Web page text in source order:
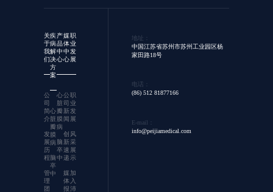
关
于
我
们
公
司
简
介
发
展
历
程
管
理
团
疾
病
解
决
方
案
心
脏
瓣
膜
病
脑
卒
中
产
品
中
心
心
脏
瓣
膜
病
脑
卒
中
媒
体
中
心
公
司
新
闻
创
新
速
递
媒
体
报
职
业
发
展
职
业
发
展
风
采
展
示
加
入
沛
地址：
中国江苏省苏州市苏州工业园区杨
家田路18号
电话：
(86) 512 81877166
E-mail：
info@peijiamedical.com